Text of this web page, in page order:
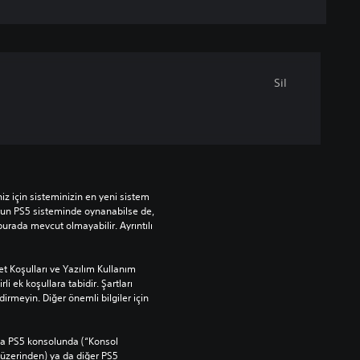
Sil
için sisteminizin en yeni sistem
PS5 sisteminde oynanabilse de,
mevcut olmayabilir. Ayrıntılı
ve Yazılım Kullanım
ek koşullara tabidir. Şartları
Diğer önemli bilgiler için
PS5 konsolunda (“Konsol
üzerinden) ya da diğer PS5